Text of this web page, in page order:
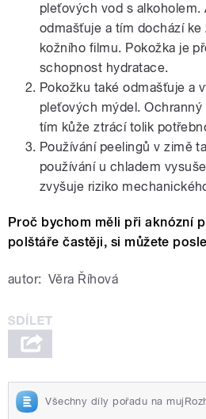
pleťových vod s alkoholem.
odmašťuje a tím dochází
kožního filmu. Pokožka je
schopnost hydratace.
Pokožku také odmašťuje a
pleťových mýdel.
tím kůže ztrácí tolik
Používání peelingů v zimě
používání u chladem
zvyšuje riziko
Proč bychom měli při aknózní
polštáře častěji, si můžete
autor: Věra Říhová
Všechny díly pořadu na